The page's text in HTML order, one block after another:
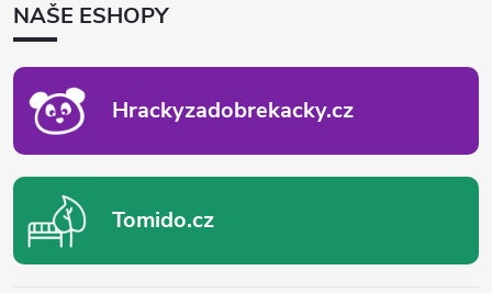
ANAŠE ESHOPY
Hrackyzadobrekacky.cz
Tomido.cz